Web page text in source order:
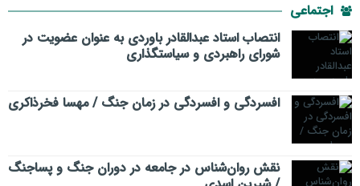
اجتماعی
انتصاب استاد عبدالقادر باوردی به عنوان عضویت در
شورای راهبردی و سیاستگذاری
افسردگی و افسردگی در زمان جنگ / مهسا فخرذاکری
نقش روان‌شناس در جامعه در دوران جنگ و پساجنگ